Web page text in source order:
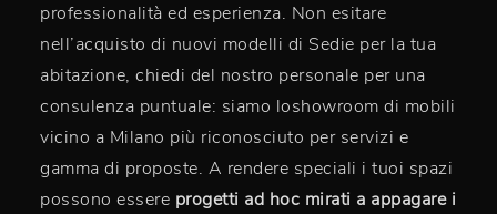
professionalità ed esperienza. Non esitare
nell’acquisto di nuovi modelli di Sedie per la tua
abitazione, chiedi del nostro personale per una
consulenza puntuale: siamo loshowroom di mobili
vicino a Milano più riconosciuto per servizi e
gamma di proposte. A rendere speciali i tuoi spazi
possono essere progetti ad hoc mirati a appagare i